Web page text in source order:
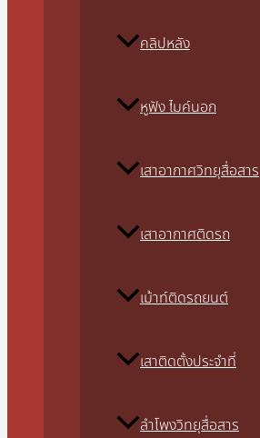
คลิปหลัง
หูฟัง ไมค์นอก
เสาอากาศวิทยุสื่อสาร
เสาอากาศติดรถ
เม้าท์ติดรถยนต์
เสาติดตั้งประจำที่
ลำโพงวิทยุสื่อสาร